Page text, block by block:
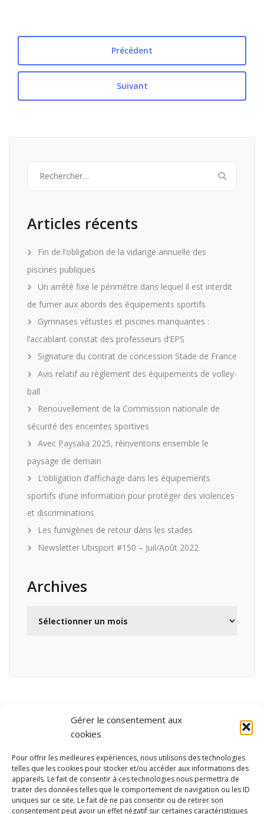
Gérer le consentement aux
cookies
Pour offrir les meilleures expériences, nous utilisons des technologies
telles que les cookies pour stocker et/ou accéder aux informations des
appareils. Le fait de consentir à ces technologies nous permettra de
traiter des données telles que le comportement de navigation ou les ID
uniques sur ce site. Le fait de ne pas consentir ou de retirer son
consentement peut avoir un effet négatif sur certaines caractéristiques
Précédent
Suivant
Articles récents
Fin de l’obligation de la vidange annuelle des
piscines publiques
Un arrêté fixe le périmètre dans lequel il est interdit
de fumer aux abords des équipements sportifs
Gymnases vétustes et piscines manquantes :
l’accablant constat des professeurs d’EPS
Signature du contrat de concession Stade de France
Avis relatif au règlement des équipements de volley-
ball
Renouvellement de la Commission nationale de
sécurité des enceintes sportives
Avec Paysalia 2025, réinventons ensemble le
paysage de demain
L’obligation d’affichage dans les équipements
sportifs d’une information pour protéger des violences
et discriminations
Les fumigènes de retour dans les stades
Newsletter Ubisport #150 – Juil/Août 2022
Archives